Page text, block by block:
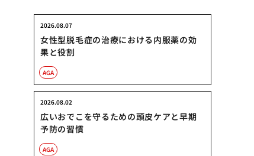
女性型脱毛症の治療における内服薬の効
果と役割
2026.08.07
AGA
広いおでこを守るための頭皮ケアと早期
予防の習慣
2026.08.02
AGA